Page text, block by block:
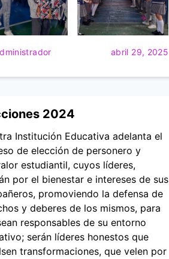
abril 29, 2025
2024
Institución Educativa adelanta el
de elección de personero y
estudiantil, cuyos líderes,
por el bienestar e intereses de sus
promoviendo la defensa de
y deberes de los mismos, para
responsables de su entorno
serán líderes honestos que
transformaciones, que velen por